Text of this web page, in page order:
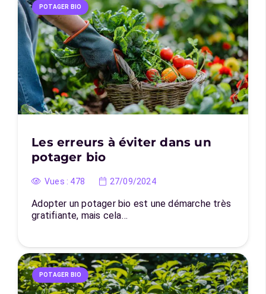
POTAGER BIO
Les erreurs à éviter dans un
potager bio
Vues : 478 27/09/2024
Adopter un potager bio est une démarche très
gratifiante, mais cela…
POTAGER BIO